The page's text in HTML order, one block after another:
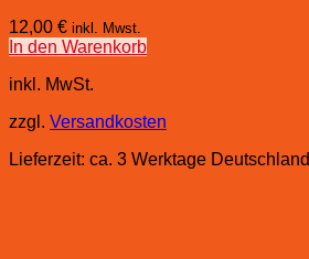
12,00 € inkl. Mwst.
In den Warenkorb
inkl. MwSt.
zzgl. Versandkosten
Lieferzeit: ca. 3 Werktage Deutschland